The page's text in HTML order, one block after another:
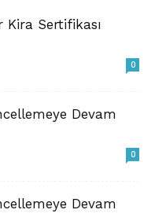
Sertifikası
0
Devam
0
Devam